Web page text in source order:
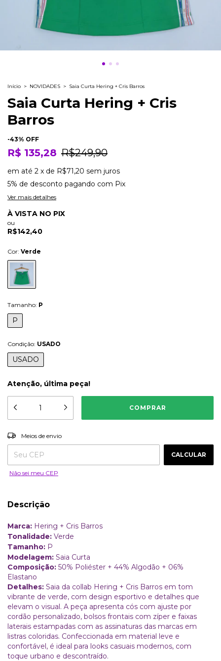
Início > NOVIDADES > Saia Curta Hering + Cris Barros
Saia Curta Hering + Cris
Barros
-43% OFF
R$ 135,28 R$249,90
em até 2 x de R$71,20 sem juros
5% de desconto pagando com Pix
Ver mais detalhes
À VISTA NO PIX
ou
R$142,40
Cor: Verde
Tamanho: P
P
Condição: USADO
USADO
Atenção, última peça!
Entregas para o CEP:
Meios de envio
CALCULAR
Não sei meu CEP
Descrição
Marca: Hering + Cris Barros
Tonalidade: Verde
Tamanho: P
Modelagem: Saia Curta
Composição: 50% Poliéster + 44% Algodão + 06%
Elastano
Detalhes: Saia da collab Hering + Cris Barros em tom
vibrante de verde, com design esportivo e detalhes que
elevam o visual. A peça apresenta cós com ajuste por
cordão personalizado, bolsos frontais com zíper e faixas
laterais estampadas com as assinaturas das marcas em
listras coloridas. Confeccionada em material leve e
confortável, é ideal para looks casuais modernos, com
toque urbano e descontraído.